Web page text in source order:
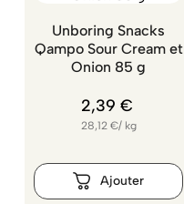
Unboring Snacks
Qampo Sour Cream et
Onion 85 g
2,39 €
28,12 €/ kg